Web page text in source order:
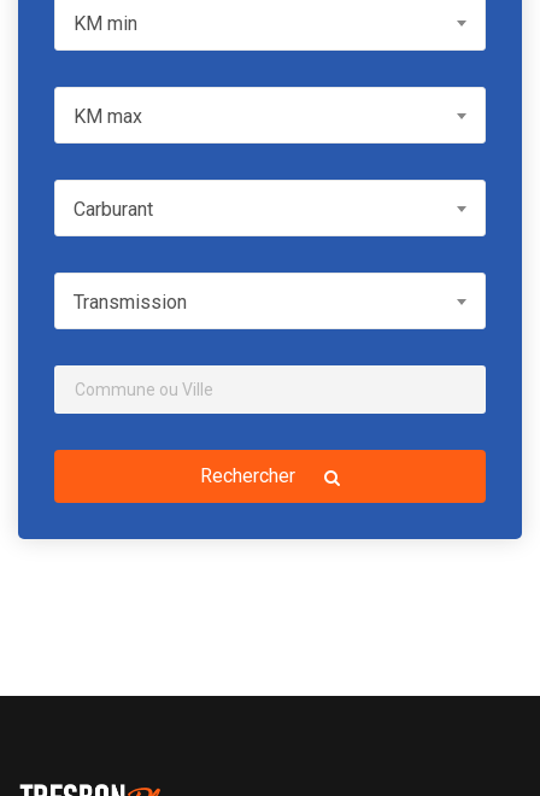
KM min
KM max
CarburantCarburant
TransmissionTransmission
Rechercher